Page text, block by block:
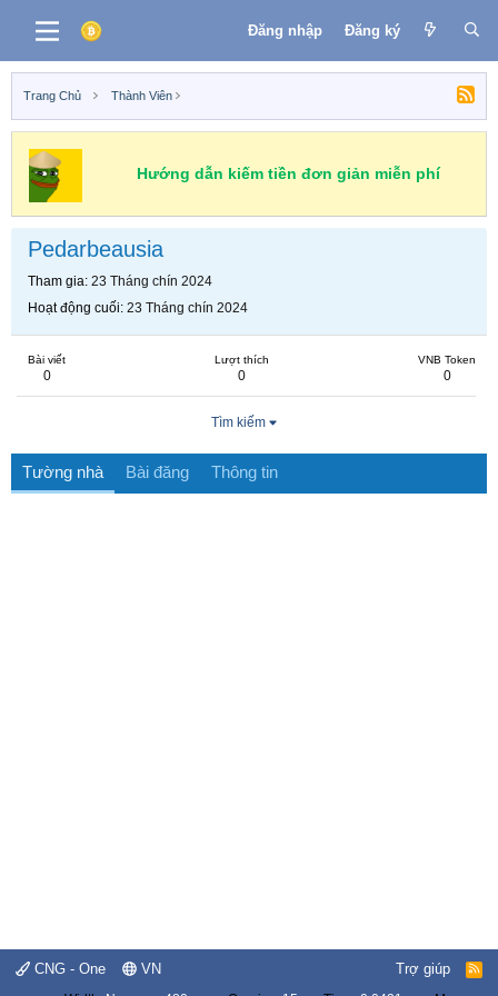
Đăng nhập Đăng ký
Trang Chủ Thành Viên
Hướng dẫn kiếm tiền đơn giản miễn phí
Pedarbeausia
Tham gia 23 Tháng chín 2024
Hoạt động cuối 23 Tháng chín 2024
Bài viết
0
Lượt thích
0
VNB Token
0
Tìm kiếm
Tường nhà Bài đăng Thông tin
CNG - One VN Trợ giúp
R